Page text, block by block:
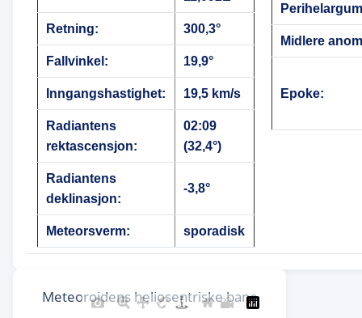
Retning: 300,3°
Fallvinkel: 19,9°
Inngangshastighet: 19,5 km/s
Radiantens
rektascensjon:
02:09
(32,4°)
Radiantens
deklinasjon:
-3,8°
Meteorsverm: sporadisk
Midlere
Epoke: